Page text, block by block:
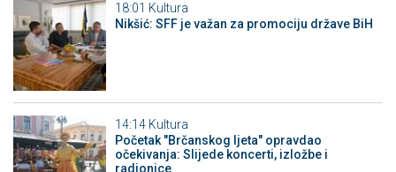
18:01 Kultura
Nikšić: SFF je važan za promociju države BiH
14:14 Kultura
Početak "Brčanskog ljeta" opravdao
očekivanja: Slijede koncerti, izložbe i
radionice